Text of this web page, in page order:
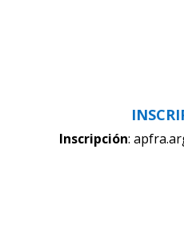
Inscripción: